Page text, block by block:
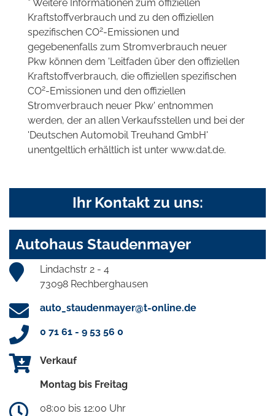
* Weitere Informationen zum offiziellen
Kraftstoffverbrauch und zu den offiziellen
spezifischen CO2-Emissionen und
gegebenenfalls zum Stromverbrauch neuer
Pkw können dem 'Leitfaden über den offiziellen
Kraftstoffverbrauch, die offiziellen spezifischen
CO2-Emissionen und den offiziellen
Stromverbrauch neuer Pkw' entnommen
werden, der an allen Verkaufsstellen und bei der
'Deutschen Automobil Treuhand GmbH'
unentgeltlich erhältlich ist unter www.dat.de.
Ihr Kontakt zu uns:
Autohaus Staudenmayer
Lindachstr 2 - 4
73098 Rechberghausen
auto_staudenmayer@t-online.de
0 71 61 - 9 53 56 0
Verkauf
Montag bis Freitag
08:00 bis 12:00 Uhr